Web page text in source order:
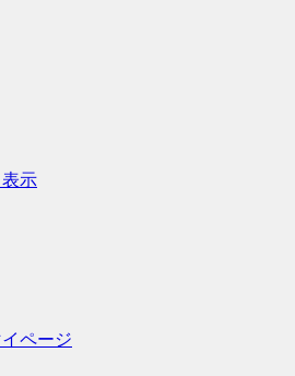
示
ページ